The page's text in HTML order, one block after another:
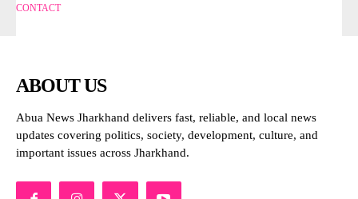
CONTACT
ABOUT US
Abua News Jharkhand delivers fast, reliable, and local news
updates covering politics, society, development, culture, and
important issues across Jharkhand.